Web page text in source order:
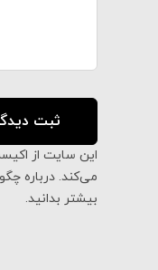
این سایت از
می‌کند.درباره
بیشتر بدانید.